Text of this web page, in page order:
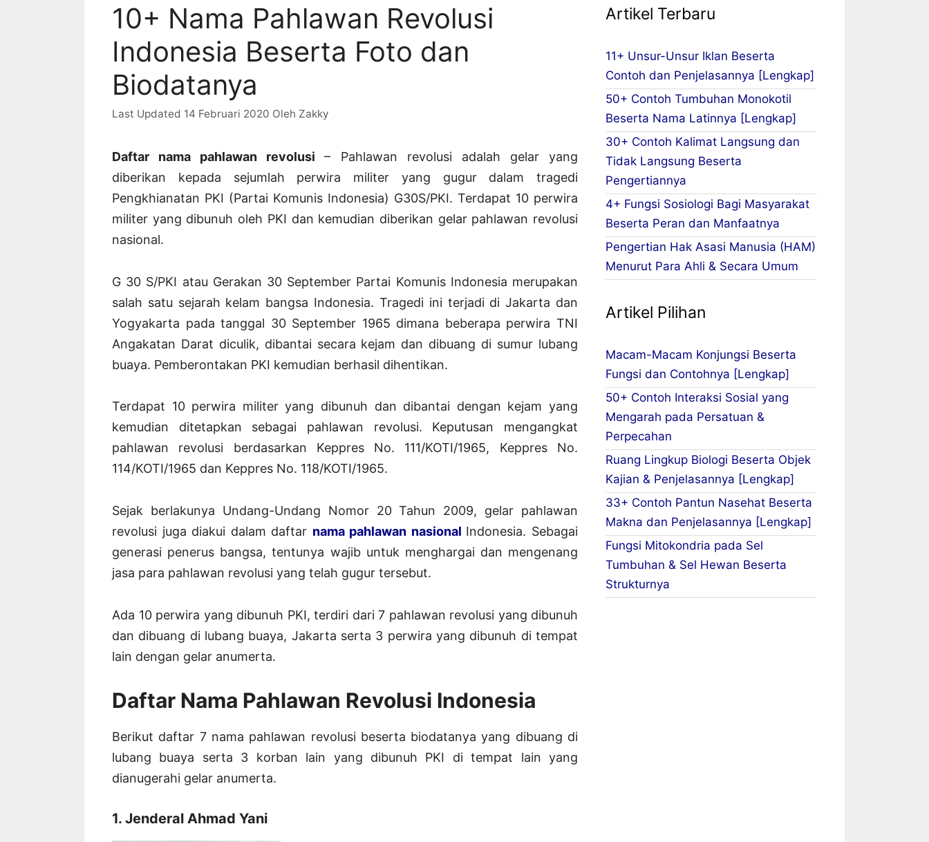
10+ Nama Pahlawan Revolusi
Indonesia Beserta Foto dan
Biodatanya
14 Februari 2020 Oleh Zakky
Daftar nama pahlawan revolusi– Pahlawan revolusi adalah gelar yang
diberikan kepada sejumlah perwira militer yang gugur dalam tragedi
Pengkhianatan PKI (Partai Komunis Indonesia) G30S/PKI. Terdapat 10 perwira
militer yang dibunuh oleh PKI dan kemudian diberikan gelar pahlawan revolusi
nasional.
G 30 S/PKI atau Gerakan 30 September Partai Komunis Indonesia merupakan
salah satu sejarah kelam bangsa Indonesia. Tragedi ini terjadi di Jakarta dan
Yogyakarta pada tanggal 30 September 1965 dimana beberapa perwira TNI
Angakatan Darat diculik, dibantai secara kejam dan dibuang di sumur lubang
buaya. Pemberontakan PKI kemudian berhasil dihentikan.
Terdapat 10 perwira militer yang dibunuh dan dibantai dengan kejam yang
kemudian ditetapkan sebagai pahlawan revolusi. Keputusan mengangkat
pahlawan revolusi berdasarkan Keppres No. 111/KOTI/1965, Keppres No.
114/KOTI/1965 dan Keppres No. 118/KOTI/1965.
Sejak berlakunya Undang-Undang Nomor 20 Tahun 2009, gelar pahlawan
revolusi juga diakui dalam daftar nama pahlawan nasional Indonesia. Sebagai
generasi penerus bangsa, tentunya wajib untuk menghargai dan mengenang
jasa para pahlawan revolusi yang telah gugur tersebut.
Ada 10 perwira yang dibunuh PKI, terdiri dari 7 pahlawan revolusi yang dibunuh
dan dibuang di lubang buaya, Jakarta serta 3 perwira yang dibunuh di tempat
lain dengan gelar anumerta.
Daftar Nama Pahlawan Revolusi Indonesia
Berikut daftar 7 nama pahlawan revolusi beserta biodatanya yang dibuang di
lubang buaya serta 3 korban lain yang dibunuh PKI di tempat lain yang
dianugerahi gelar anumerta.
1. Jenderal Ahmad Yani
Artikel Terbaru
11+ Unsur-Unsur Iklan Beserta
Contoh dan Penjelasannya [Lengkap]
50+ Contoh Tumbuhan Monokotil
Beserta Nama Latinnya [Lengkap]
30+ Contoh Kalimat Langsung dan
Tidak Langsung Beserta
Pengertiannya
4+ Fungsi Sosiologi Bagi Masyarakat
Beserta Peran dan Manfaatnya
Pengertian Hak Asasi Manusia (HAM)
Menurut Para Ahli & Secara Umum
Artikel Pilihan
Macam-Macam Konjungsi Beserta
Fungsi dan Contohnya [Lengkap]
50+ Contoh Interaksi Sosial yang
Mengarah pada Persatuan &
Perpecahan
Ruang Lingkup Biologi Beserta Objek
Kajian & Penjelasannya [Lengkap]
33+ Contoh Pantun Nasehat Beserta
Makna dan Penjelasannya [Lengkap]
Fungsi Mitokondria pada Sel
Tumbuhan & Sel Hewan Beserta
Strukturnya